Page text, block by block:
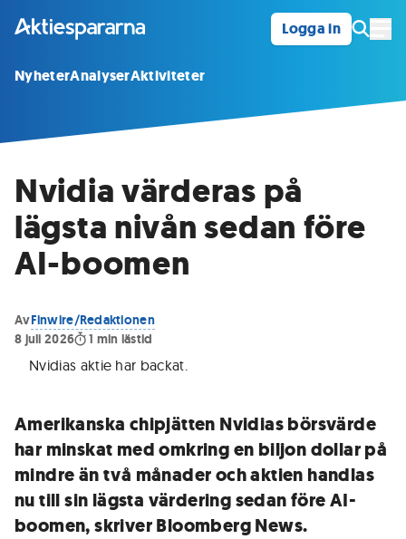
Logga in
NyheterAnalyserAktiviteter
Nvidia värderas på
lägsta nivån sedan före
AI-boomen
AvFinwire/Redaktionen
8 juli 2026
1 min lästid
Nvidias aktie har backat.
Amerikanska chipjätten Nvidias börsvärde
har minskat med omkring en biljon dollar på
mindre än två månader och aktien handlas
nu till sin lägsta värdering sedan före AI-
boomen, skriver Bloomberg News.